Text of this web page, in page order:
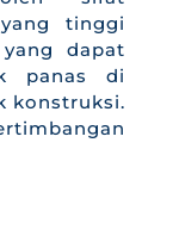
tinggi
dapat
panas di
konstruksi.